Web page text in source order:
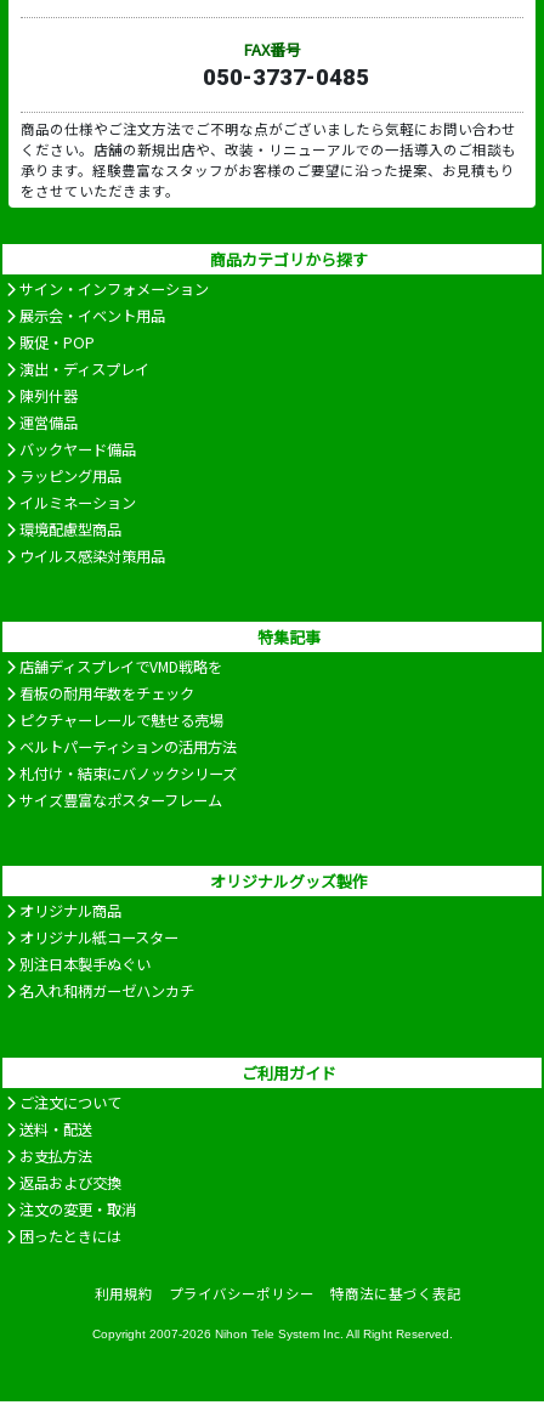
FAX番号
050-3737-0485
商品の仕様やご注文方法でご不明な点がございましたら気軽にお問い合わせ
ください。店舗の新規出店や、改装・リニューアルでの一括導入のご相談も
承ります。経験豊富なスタッフがお客様のご要望に沿った提案、お見積もり
をさせていただきます。
商品カテゴリから探す
サイン・インフォメーション
展示会・イベント用品
販促・POP
演出・ディスプレイ
陳列什器
運営備品
バックヤード備品
ラッピング用品
イルミネーション
環境配慮型商品
ウイルス感染対策用品
特集記事
店舗ディスプレイでVMD戦略を
看板の耐用年数をチェック
ピクチャーレールで魅せる売場
ベルトパーティションの活用方法
札付け・結束にバノックシリーズ
サイズ豊富なポスターフレーム
オリジナルグッズ製作
オリジナル商品
オリジナル紙コースター
別注日本製手ぬぐい
名入れ和柄ガーゼハンカチ
ご利用ガイド
ご注文について
送料・配送
お支払方法
返品および交換
注文の変更・取消
困ったときには
利用規約 プライバシーポリシー 特商法に基づく表記
Copyright 2007-2026 Nihon Tele System Inc. All Right Reserved.